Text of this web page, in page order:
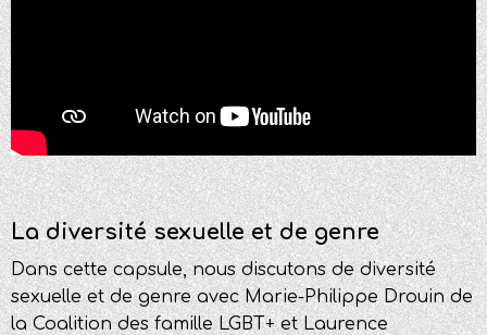
La diversité sexuelle et de genre
Dans cette capsule, nous discutons de diversité
sexuelle et de genre avec Marie-Philippe Drouin de
la Coalition des famille LGBT+ et Laurence